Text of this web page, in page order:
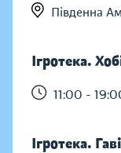
Південна
Ігротека.
11:00 -
Ігротека.